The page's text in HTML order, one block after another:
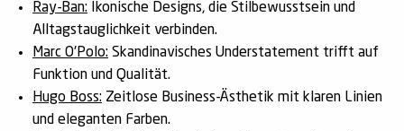
Ray-Ban: Ikonische Designs, die Stilbewusstsein und
Alltagstauglichkeit verbinden.
Marc O'Polo: Skandinavisches Understatement trifft auf
Funktion und Qualität.
Hugo Boss: Zeitlose Business-Ästhetik mit klaren Linien
und eleganten Farben.